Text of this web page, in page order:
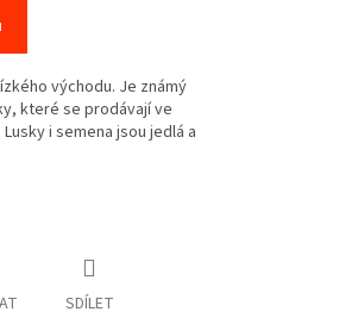
východu. Je známý
které se prodávají ve
i semena jsou jedlá a
SDÍLET